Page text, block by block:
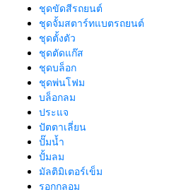
ชุดขัดสีรถยนต์​
ชุดจั้มสตาร์ทแบตรถยนต์
ชุดตั้งตัว
ชุดตัดแก๊ส
ชุดบล็อก
ชุดพ่นโฟม
บล็อกลม
ประแจ
ปัตตาเลี่ยน
ปั๊มน้ำ
ปั้มลม
มัลติมิเตอร์เข็ม
รอกกลอม